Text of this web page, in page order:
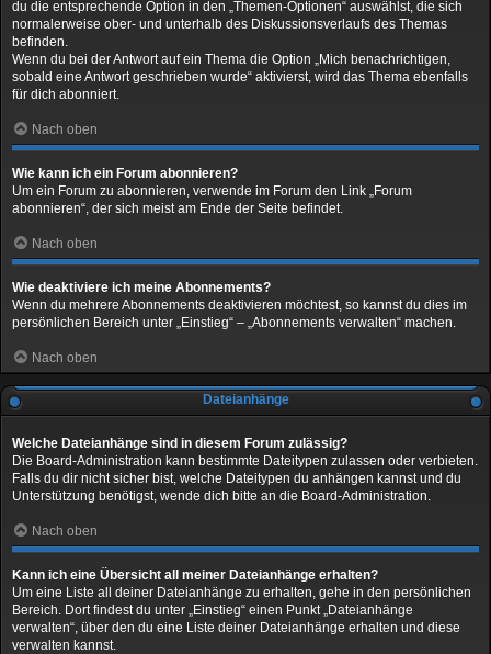
du die entsprechende Option in den „Themen-Optionen“ auswählst, die sich
normalerweise ober- und unterhalb des Diskussionsverlaufs des Themas
befinden.
Wenn du bei der Antwort auf ein Thema die Option „Mich benachrichtigen,
sobald eine Antwort geschrieben wurde“ aktivierst, wird das Thema ebenfalls
für dich abonniert.
Nach oben
Wie kann ich ein Forum abonnieren?
Um ein Forum zu abonnieren, verwende im Forum den Link „Forum
abonnieren“, der sich meist am Ende der Seite befindet.
Nach oben
Wie deaktiviere ich meine Abonnements?
Wenn du mehrere Abonnements deaktivieren möchtest, so kannst du dies im
persönlichen Bereich unter „Einstieg“ – „Abonnements verwalten“ machen.
Nach oben
Dateianhänge
Welche Dateianhänge sind in diesem Forum zulässig?
Die Board-Administration kann bestimmte Dateitypen zulassen oder verbieten.
Falls du dir nicht sicher bist, welche Dateitypen du anhängen kannst und du
Unterstützung benötigst, wende dich bitte an die Board-Administration.
Nach oben
Kann ich eine Übersicht all meiner Dateianhänge erhalten?
Um eine Liste all deiner Dateianhänge zu erhalten, gehe in den persönlichen
Bereich. Dort findest du unter „Einstieg“ einen Punkt „Dateianhänge
verwalten“, über den du eine Liste deiner Dateianhänge erhalten und diese
verwalten kannst.